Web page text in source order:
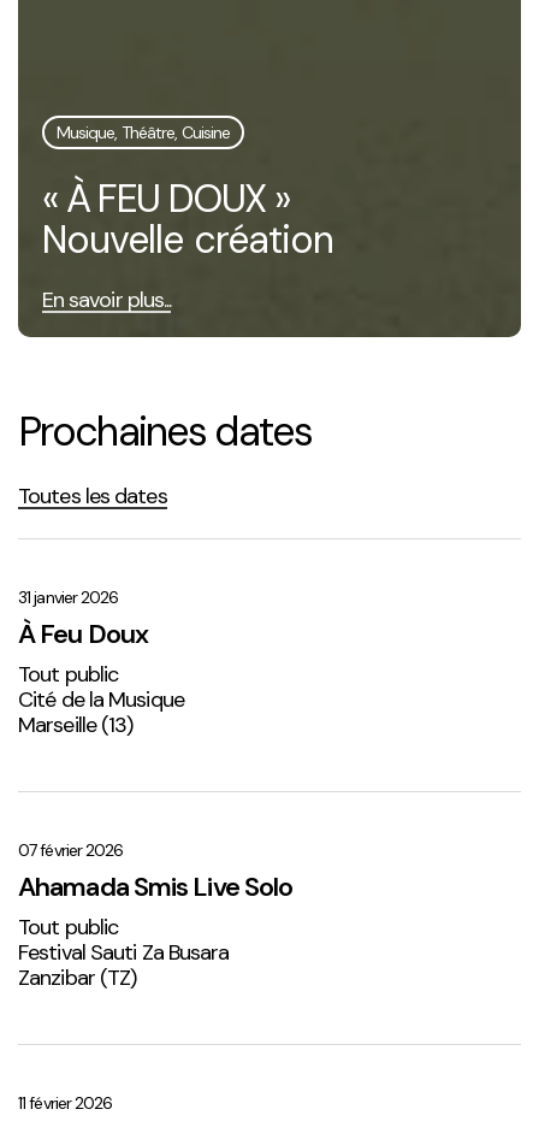
Musique, Théâtre, Cuisine
« À FEU DOUX »
Nouvelle création
En savoir plus...
Prochaines dates
Toutes les dates
Doux
31 janvier 2026
À Feu Doux
Tout public
Cité de la Musique
Marseille (13)
Live
Solo
1
07 février 2026
Ahamada Smis Live Solo
Tout public
Festival Sauti Za Busara
Zanzibar (TZ)
son
11 février 2026